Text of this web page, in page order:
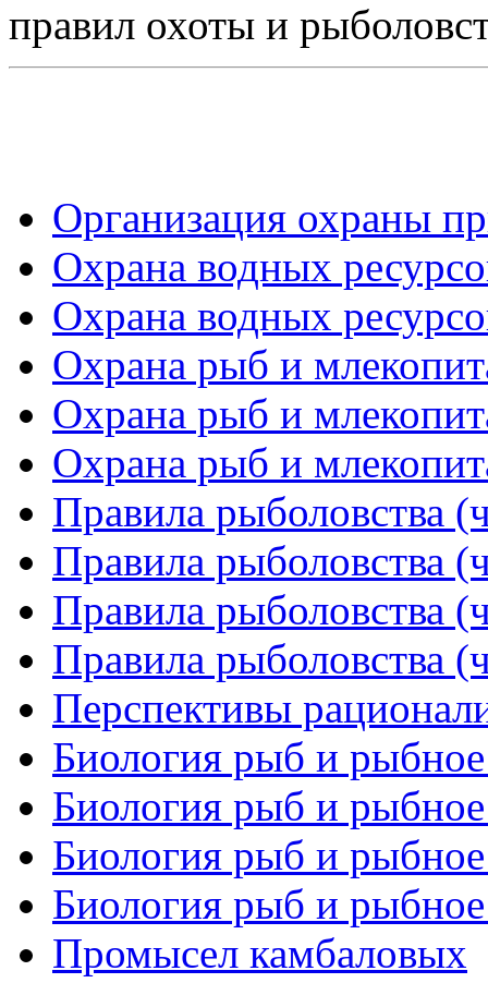
правил охоты и
Организация охраны
Охрана водных
Охрана водных
Охрана рыб и
Охрана рыб и
Охрана рыб и
Правила рыболовства
Правила рыболовства
Правила рыболовства
Правила рыболовства
Перспективы
Биология рыб и рыбное
Биология рыб и рыбное
Биология рыб и рыбное
Биология рыб и рыбное
Промысел камбаловых